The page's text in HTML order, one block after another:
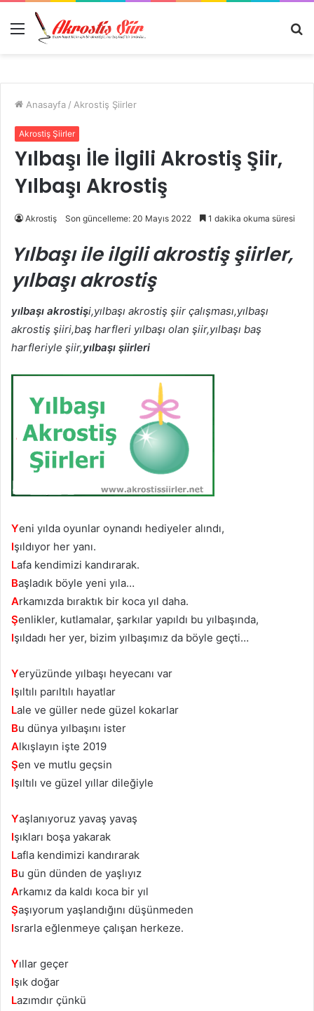
Menü
Anasayfa / Akrostiş Şiirler
Akrostiş Şiirler
Yılbaşı İle İlgili Akrostiş Şiir,
Yılbaşı Akrostiş
Akrostiş Son güncelleme: 20 Mayıs 2022 1 dakika okuma süresi
Yılbaşı ile ilgili akrostiş şiirler,
yılbaşı akrostiş
yılbaşı akrostişi,yılbaşı akrostiş şiir çalışması,yılbaşı
akrostiş şiiri,baş harfleri yılbaşı olan şiir,yılbaşı baş
harfleriyle şiir,yılbaşı şiirleri
Yeni yılda oyunlar oynandı hediyeler alındı,
Işıldıyor her yanı.
Lafa kendimizi kandırarak.
Başladık böyle yeni yıla…
Arkamızda bıraktık bir koca yıl daha.
Şenlikler, kutlamalar, şarkılar yapıldı bu yılbaşında,
Işıldadı her yer, bizim yılbaşımız da böyle geçti…
Yeryüzünde yılbaşı heyecanı var
Işıltılı parıltılı hayatlar
Lale ve güller nede güzel kokarlar
Bu dünya yılbaşını ister
Alkışlayın işte 2019
Şen ve mutlu geçsin
Işıltılı ve güzel yıllar dileğiyle
Yaşlanıyoruz yavaş yavaş
Işıkları boşa yakarak
Lafla kendimizi kandırarak
Bu gün dünden de yaşlıyız
Arkamız da kaldı koca bir yıl
Şaşıyorum yaşlandığını düşünmeden
Israrla eğlenmeye çalışan herkeze.
Yıllar geçer
Işık doğar
Lazımdır çünkü